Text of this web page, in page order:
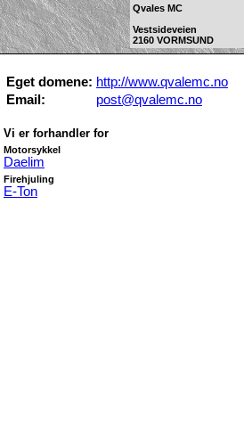
Qvales MC
Vestsideveien
2160 VORMSUND
Eget domene: http://www.qvalemc.no
Email:
post@qvalemc.no
Vi er forhandler for
Motorsykkel
Daelim
Firehjuling
E-Ton